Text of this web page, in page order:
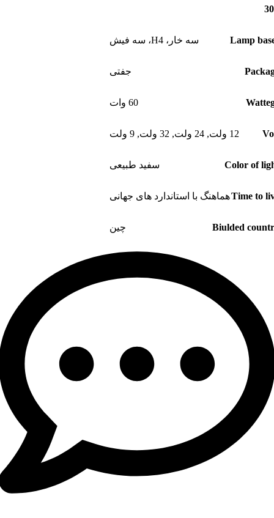
Lamp سه خار، H4، سه فیش
جفتی
60 وات
12 ولت , 24 ولت , 32 ولت , 9 ولت
Color of سفید طبیعی
Time toهماهنگ با استاندارد های جهانی
Biulded چین